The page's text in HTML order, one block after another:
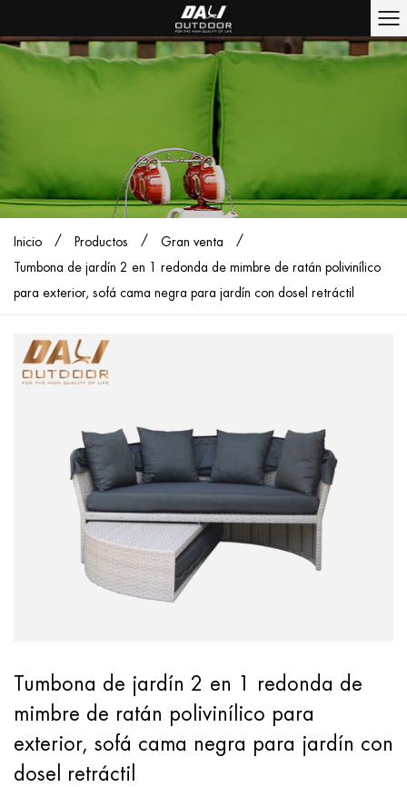
Inicio / Productos / Gran venta
/
Tumbona de jardín 2 en 1 redonda de mimbre de ratán polivinílico
para exterior, sofá cama negra para jardín con dosel retráctil
Tumbona de jardín 2 en 1 redonda de
mimbre de ratán polivinílico para
exterior, sofá cama negra para jardín con
dosel retráctil